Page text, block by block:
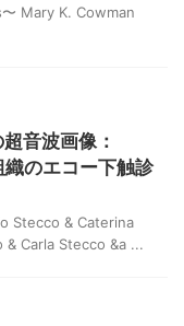
Mary K. Cowman
音波画像：
のエコー下触診
Stecco & Caterina
& Carla Stecco &a ...